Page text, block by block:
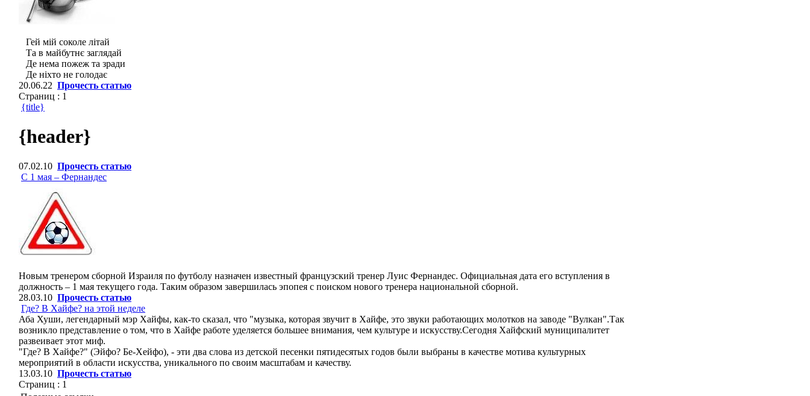
Гей мій соколе літай
Та в майбутнє заглядай
Де нема пожеж та зради
Де ніхто не голодає
20.06.22 Прочесть статью
Страниц : 1
{title}
{header}
07.02.10 Прочесть статью
С 1 мая – Фернандес
Новым тренером сборной Израиля по футболу назначен известный французский тренер Луис Фернандес. Официальная дата его вступления в
должность – 1 мая текущего года. Таким образом завершилась эпопея с поиском нового тренера национальной сборной.
28.03.10 Прочесть статью
Где? В Хайфе? на этой неделе
Аба Хуши, легендарный мэр Хайфы, как-то сказал, что "музыка, которая звучит в Хайфе, это звуки работающих молотков на заводе "Вулкан".Так
возникло представление о том, что в Хайфе работе уделяется большее внимания, чем культуре и искусству.Сегодня Хайфский муниципалитет
развеивает этот миф.
"Где? В Хайфе?" (Эйфо? Бе-Хейфо), - эти два слова из детской песенки пятидесятых годов были выбраны в качестве мотива культурных
мероприятий в области искусства, уникального по своим масштабам и качеству.
13.03.10 Прочесть статью
Страниц : 1